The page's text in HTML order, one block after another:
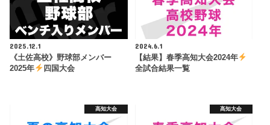
2025.12.1
《土佐高校》野球部メンバー
2025年
四国大会
2024.6.1
【結果】春季高知大会2024年
全試合結果一覧
高知大会 高知大会